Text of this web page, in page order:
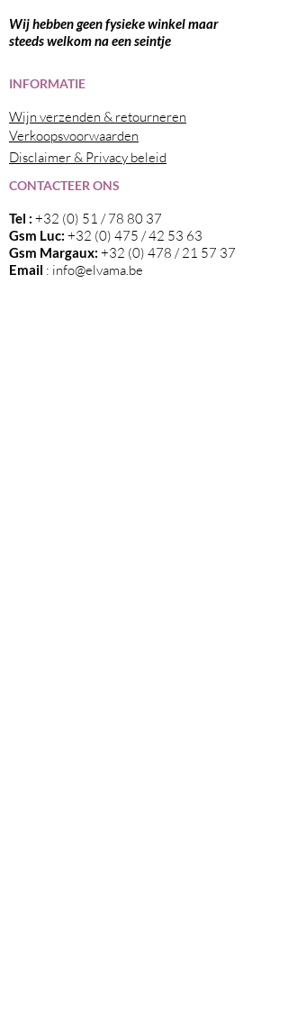
Wij hebben geen fysieke winkel maar
steeds welkom na een seintje
INFORMATIE
Wijn verzenden & retourneren
Verkoopsvoorwaarden
Disclaimer & Privacy beleid
CONTACTEER ONS
Tel : +32 (0) 51 / 78 80 37
Gsm Luc: +32 (0) 475 / 42 53 63
Gsm Margaux: +32 (0) 478 / 21 57 37
Email : info@elvama.be